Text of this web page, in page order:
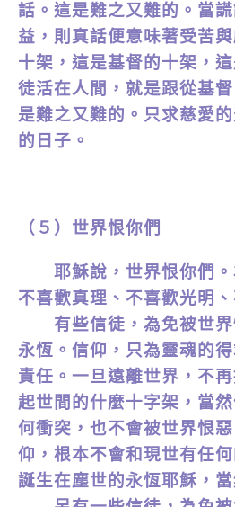
話。這是難之又難的。當
益，則真話便意味著受苦
十架，這是基督的十架，
徒活在人間，就是跟從基
是難之又難的。只求慈愛
的日子。
（５）世界恨你們
耶穌說，世界恨你們。
不喜歡真理、不喜歡光明、
有些信徒，為免被世界
永恆。信仰，只為靈魂的
責任。一旦遠離世界，不
起世間的什麼十字架，當
何衝突，也不會被世界恨
仰，根本不會和現世有任
誕生在塵世的永恆耶穌，